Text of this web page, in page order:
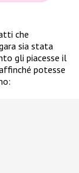
che
sia stata
gli piacesse il
potesse